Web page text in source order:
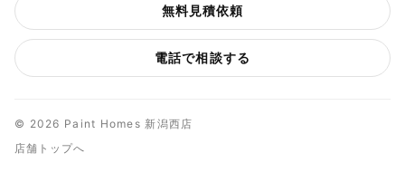
無料見積依頼
電話で相談する
© 2026 Paint Homes 新潟西店
店舗トップへ